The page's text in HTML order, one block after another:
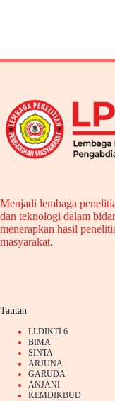
2025-
2026
Menjadi lembaga
dan teknologi dalam
menerapkan hasil
masyarakat.
Tautan
LLDIKTI 6
BIMA
SINTA
ARJUNA
GARUDA
ANJANI
KEMDIKBUD